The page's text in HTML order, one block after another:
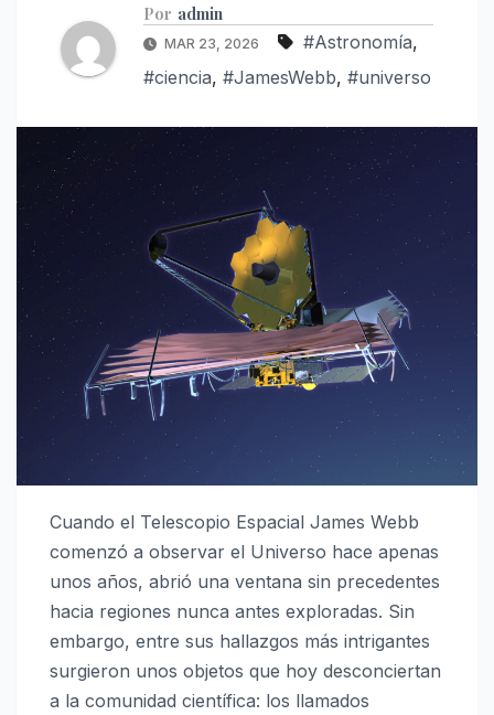
Por admin
MAR 23, 2026 #Astronomía,
#ciencia, #JamesWebb, #universo
Cuando el Telescopio Espacial James Webb
comenzó a observar el Universo hace apenas
unos años, abrió una ventana sin precedentes
hacia regiones nunca antes exploradas. Sin
embargo, entre sus hallazgos más intrigantes
surgieron unos objetos que hoy desconciertan
a la comunidad científica: los llamados